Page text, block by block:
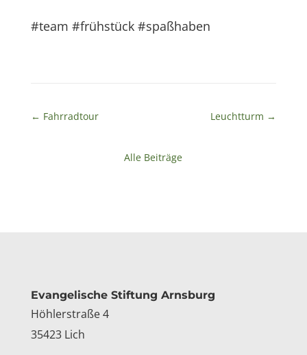
#team #frühstück #spaßhaben
← Fahrradtour Leuchtturm →
Alle Beiträge
Kontakt
Evangelische Stiftung Arnsburg
Höhlerstraße 4
35423 Lich